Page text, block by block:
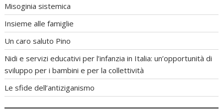
Misoginia sistemica
Insieme alle famiglie
Un caro saluto Pino
Nidi e servizi educativi per l’infanzia in Italia: un’opportunità di
sviluppo per i bambini e per la collettività
Le sfide dell’antiziganismo